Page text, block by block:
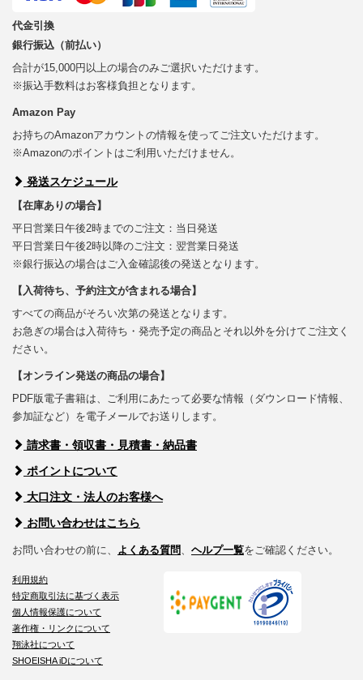
代金引換
銀行振込（前払い）
合計が15,000円以上の場合のみご選択いただけます。
※振込手数料はお客様負担となります。
Amazon Pay
お持ちのAmazonアカウントの情報を使ってご注文いただけます。
※Amazonのポイントはご利用いただけません。
発送スケジュール
【在庫ありの場合】
平日営業日午後2時までのご注文：当日発送
平日営業日午後2時以降のご注文：翌営業日発送
※銀行振込の場合はご入金確認後の発送となります。
【入荷待ち、予約注文が含まれる場合】
すべての商品がそろい次第の発送となります。
お急ぎの場合は入荷待ち・発売予定の商品とそれ以外を分けてご注文く
ださい。
【オンライン発送の商品の場合】
PDF版電子書籍は、ご利用にあたって必要な情報（ダウンロード情報、
参加証など）を電子メールでお送りします。
請求書・領収書・見積書・納品書
ポイントについて
大口注文・法人のお客様へ
お問い合わせはこちら
お問い合わせの前に、 よくある質問 ヘルプ一覧をご確認ください。
利用規約
特定商取引法に基づく表示
個人情報保護について
著作権・リンクについて
翔泳社について
SHOEISHA iDについて